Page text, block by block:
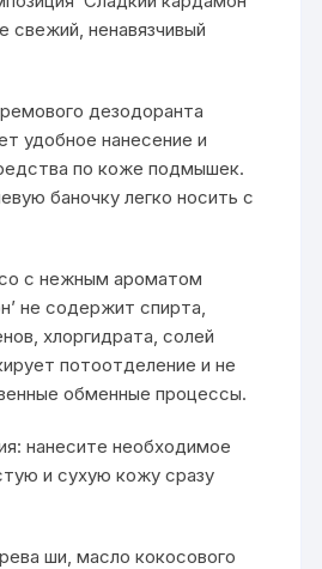
свежий, ненавязчивый
дезодоранта
удобное нанесение и
по коже подмышек.
баночку легко носить с
с нежным ароматом
не содержит спирта,
хлоргидрата, солей
потоотделение и не
обменные процессы.
нанесите необходимое
и сухую кожу сразу
ши, масло кокосового